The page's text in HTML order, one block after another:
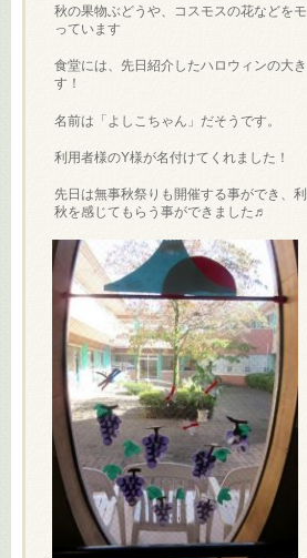
秋の果物ぶどうや、コスモスの花などを
っています
食堂には、先日紹介したハロウィンの大
す！
名前は「よしこちゃん」だそうです。
利用者様のY様が名付けてくれました！
先日は無事秋祭りも開催する事ができ、
秋を感じてもらう事ができました♬